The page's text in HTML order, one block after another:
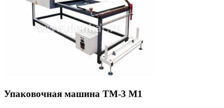
Упаковочная машина ТМ-3 М1